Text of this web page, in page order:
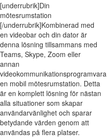
[underrubrik]Din
mötesrumstation
[/underrubrik]Kombinerad med
en videobar och din dator är
denna lösning tillsammans med
Teams, Skype, Zoom eller
annan
videokommunikationsprogramvara
en mobil mötesrumstation. Detta
är en komplett lösning för nästan
alla situationer som skapar
användarvänlighet och sparar
betydande värden genom att
användas på flera platser.